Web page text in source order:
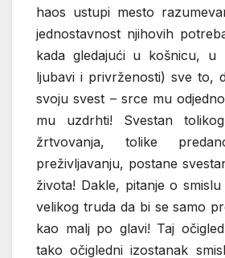
haos ustupi mesto
jednostavnost njihovih
kada gledajući u košnicu, u
ljubavi i privrženosti) sve to,
svoju svest – srce mu
mu uzdrhti! Svestan
žrtvovanja, tolike
preživljavanju, postane
života! Dakle, pitanje o
velikog truda da bi se samo
kao malj po glavi! Taj
tako očigledni izostanak